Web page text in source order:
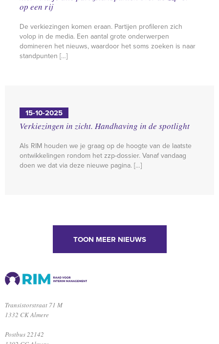
op een rij
De verkiezingen komen eraan. Partijen profileren zich
volop in de media. Een aantal grote onderwerpen
domineren het nieuws, waardoor het soms zoeken is naar
standpunten […]
15-10-2025
Verkiezingen in zicht. Handhaving in de spotlight
Als RIM houden we je graag op de hoogte van de laatste
ontwikkelingen rondom het zzp-dossier. Vanaf vandaag
doen we dat via deze nieuwe pagina. […]
TOON MEER NIEUWS
Transistorstraat 71 M
1332 CK Almere
Postbus 22142